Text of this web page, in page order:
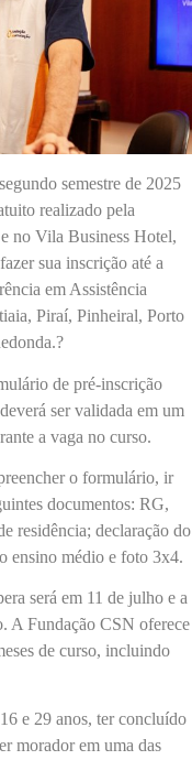
semestre de 2025
realizado pela
no Vila Business Hotel,
sua inscrição até a
em Assistência
Piraí, Pinheiral, Porto
de pré-inscrição
ser validada em um
a vaga no curso.
o formulário, ir
documentos: RG,
residência; declaração do
ensino médio e foto 3x4.
será em 11 de julho e a
A Fundação CSN oferece
de curso, incluindo
e 29 anos, ter concluído
morador em uma das